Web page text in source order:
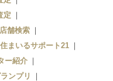
定
店舗検索
住まいるサポート21
ー紹介
ンプリ